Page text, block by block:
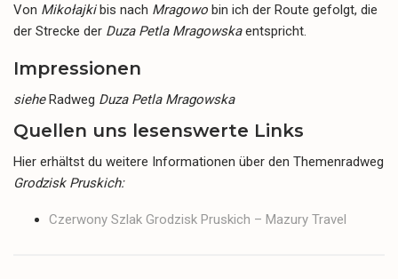
Von Mikołajkibis nach Mragowo bin ich der Route gefolgt, die
der Strecke der Duza Petla Mragowskaentspricht.
Impressionen
sieheRadweg Duza Petla Mragowska
Quellen uns lesenswerte Links
Hier erhältst du weitere Informationen über den Themenradweg
Grodzisk Pruskich:
Czerwony Szlak Grodzisk Pruskich – Mazury Travel